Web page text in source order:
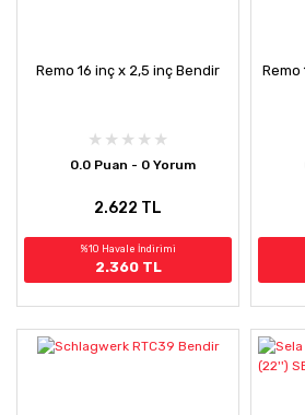
Remo 16 inç x 2,5 inç Bendir
0.0 Puan - 0 Yorum
2.622 TL
%10 Havale İndirimi
2.360 TL
Remo